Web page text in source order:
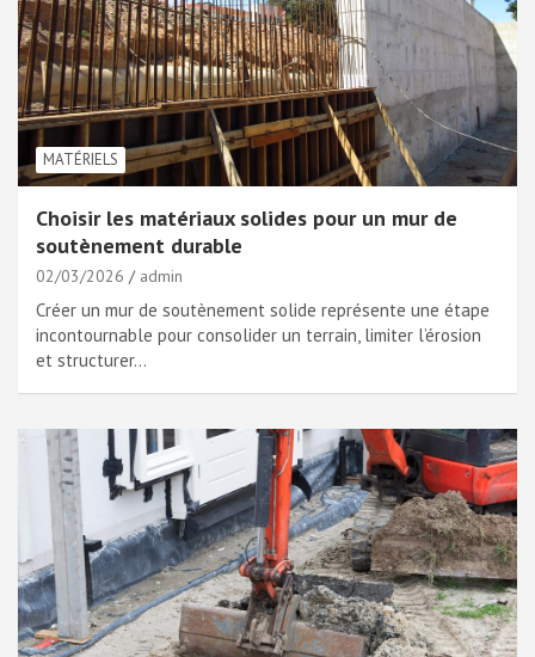
MATÉRIELS
Choisir les matériaux solides pour un mur de
soutènement durable
02/03/2026 admin
Créer un mur de soutènement solide représente une étape
incontournable pour consolider un terrain, limiter l’érosion
et structurer…